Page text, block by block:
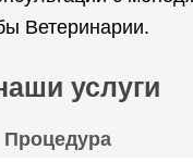
Ветеринарии.
услуги
Процедура